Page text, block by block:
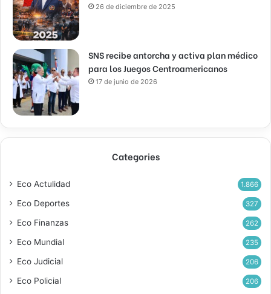
26 de diciembre de 2025
SNS recibe antorcha y activa plan médico
para los Juegos Centroamericanos
17 de junio de 2026
Categories
Eco Actulidad 1.866
Eco Deportes 327
Eco Finanzas 262
Eco Mundial 235
Eco Judicial 206
Eco Policial 206